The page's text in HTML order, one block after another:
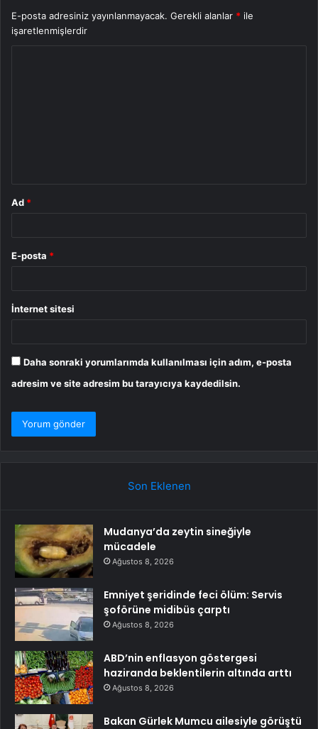
E-posta adresiniz yayınlanmayacak. Gerekli alanlar * ile
işaretlenmişlerdir
Ad *
E-posta *
İnternet sitesi
Daha sonraki yorumlarımda kullanılması için adım, e-posta
adresim ve site adresim bu tarayıcıya kaydedilsin.
Son Eklenen
Mudanya’da zeytin sineğiyle
mücadele
Ağustos 8, 2026
Emniyet şeridinde feci ölüm: Servis
şoförüne midibüs çarptı
Ağustos 8, 2026
ABD’nin enflasyon göstergesi
haziranda beklentilerin altında arttı
Ağustos 8, 2026
Bakan Gürlek Mumcu ailesiyle görüştü